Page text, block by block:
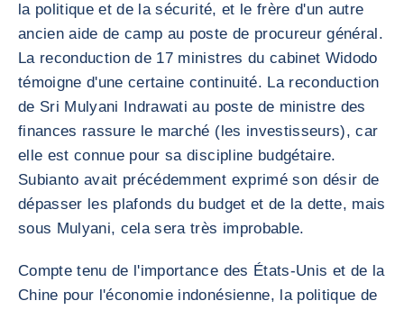
la politique et de la sécurité, et le frère d'un autre
ancien aide de camp au poste de procureur général.
La reconduction de 17 ministres du cabinet Widodo
témoigne d'une certaine continuité. La reconduction
de Sri Mulyani Indrawati au poste de ministre des
finances rassure le marché (les investisseurs), car
elle est connue pour sa discipline budgétaire.
Subianto avait précédemment exprimé son désir de
dépasser les plafonds du budget et de la dette, mais
sous Mulyani, cela sera très improbable.
Compte tenu de l'importance des États-Unis et de la
Chine pour l'économie indonésienne, la politique de